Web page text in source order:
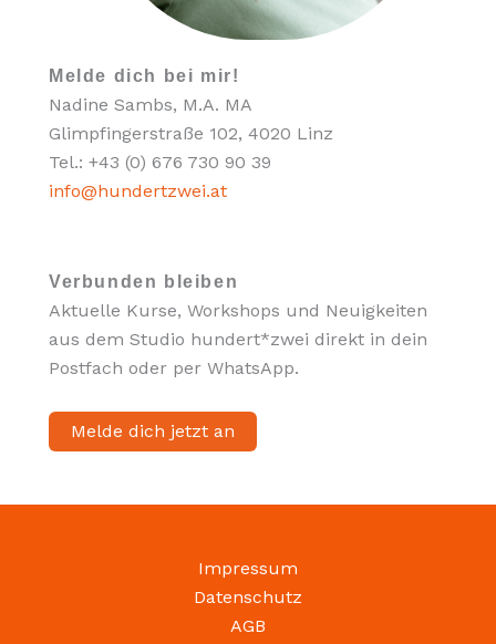
Melde dich bei mir!
Nadine Sambs, M.A. MA
Glimpfingerstraße 102, 4020 Linz
Tel.: +43 (0) 676 730 90 39
info@hundertzwei.at
Verbunden bleiben
Aktuelle Kurse, Workshops und Neuigkeiten
aus dem Studio hundert*zwei direkt in dein
Postfach oder per WhatsApp.
Melde dich jetzt an
Impressum
Datenschutz
AGB